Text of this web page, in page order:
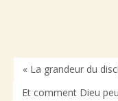
« La grandeur du
Et comment Dieu